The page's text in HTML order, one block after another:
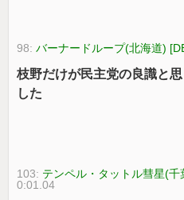
98:バーナードループ(北海道)
枝野だけが民主党の良識と
した
103: テンペル・タットル彗星(千
0:01.04